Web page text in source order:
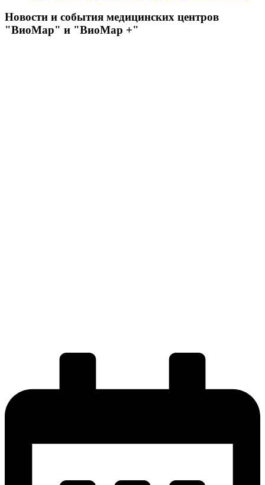
Новости и события медицинских центров
"ВиоМар" и "ВиоМар +"